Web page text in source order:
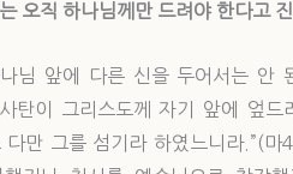
오직 하나님께만 드려야 한다고
님 앞에 다른 신을 두어서는 안
탄이 그리스도께 자기 앞에 엎
다만 그를 섬기라 하였느니라.”(